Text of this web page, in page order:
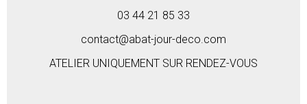
03 44 21 85 33
contact@abat-jour-deco.com
ATELIER UNIQUEMENT SUR RENDEZ-VOUS